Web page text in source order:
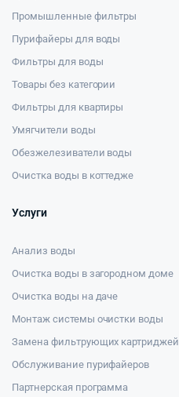
Промышленные фильтры
Пурифайеры для воды
Фильтры для воды
Товары без категории
Фильтры для квартиры
Умягчители воды
Обезжелезиватели воды
Очистка воды в коттедже
Услуги
Анализ воды
Очистка воды в загородном доме
Очистка воды на даче
Монтаж системы очистки воды
Замена фильтрующих картриджей
Обслуживание пурифайеров
Партнерская программа